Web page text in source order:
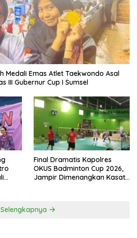
Medali Emas Atlet Taekwondo Asal
III Gubernur Cup I Sumsel
Final Dramatis Kapolres
OKUS Badminton Cup 2026,
Jampir Dimenangkan Kasat
Selengkapnya